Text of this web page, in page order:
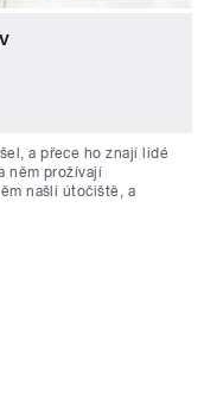
a přece ho znají lidé
něm prožívají
našli útočiště, a